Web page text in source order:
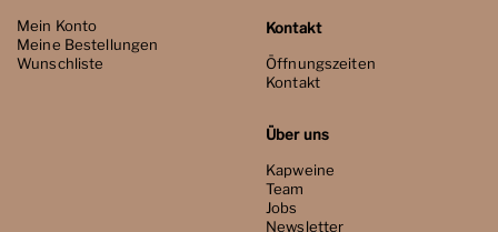
Mein Konto
Meine Bestellungen
Wunschliste
Kontakt
Öffnungszeiten
Kontakt
Über uns
Kapweine
Team
Jobs
Newsletter